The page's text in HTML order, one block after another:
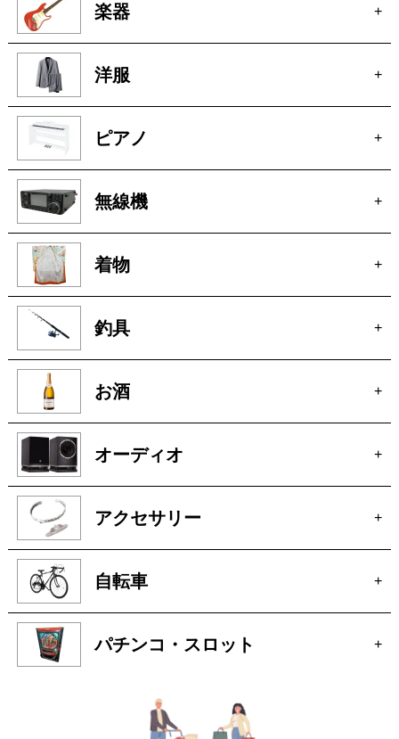
楽器 +
洋服 +
ピアノ +
無線機 +
着物 +
釣具 +
お酒 +
オーディオ +
アクセサリー +
自転車 +
パチンコ・スロット +